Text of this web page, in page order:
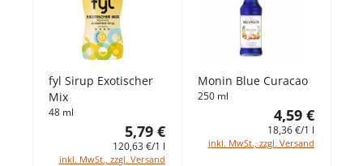
fyl Sirup Exotischer
Mix
48 ml
5,79 €
120,63 €/1 l
inkl. MwSt., zzgl. Versand
Monin Blue Curacao
250 ml
4,59 €
18,36 €/1 l
inkl. MwSt., zzgl. Versand